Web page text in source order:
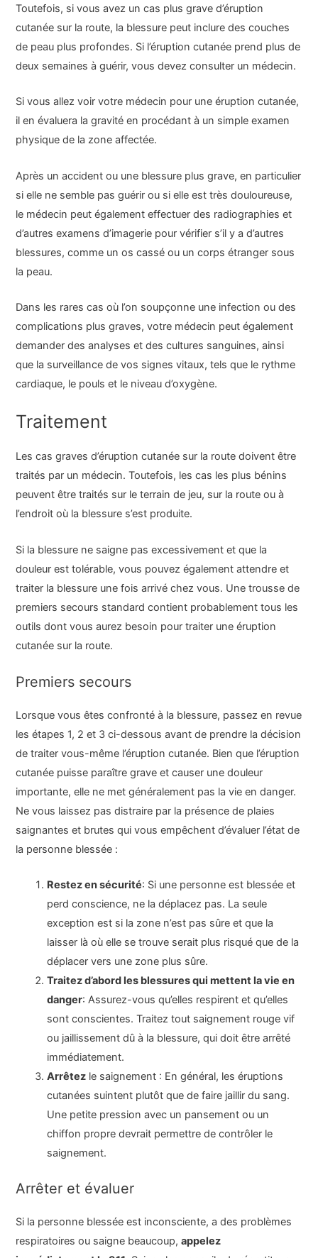
Toutefois, si vous avez un cas plus grave d’éruption
cutanée sur la route, la blessure peut inclure des couches
de peau plus profondes. Si l’éruption cutanée prend plus de
deux semaines à guérir, vous devez consulter un médecin.
Si vous allez voir votre médecin pour une éruption cutanée,
il en évaluera la gravité en procédant à un simple examen
physique de la zone affectée.
Après un accident ou une blessure plus grave, en particulier
si elle ne semble pas guérir ou si elle est très douloureuse,
le médecin peut également effectuer des radiographies et
d’autres examens d’imagerie pour vérifier s’il y a d’autres
blessures, comme un os cassé ou un corps étranger sous
la peau.
Dans les rares cas où l’on soupçonne une infection ou des
complications plus graves, votre médecin peut également
demander des analyses et des cultures sanguines, ainsi
que la surveillance de vos signes vitaux, tels que le rythme
cardiaque, le pouls et le niveau d’oxygène.
Traitement
Les cas graves d’éruption cutanée sur la route doivent être
traités par un médecin. Toutefois, les cas les plus bénins
peuvent être traités sur le terrain de jeu, sur la route ou à
l’endroit où la blessure s’est produite.
Si la blessure ne saigne pas excessivement et que la
douleur est tolérable, vous pouvez également attendre et
traiter la blessure une fois arrivé chez vous. Une trousse de
premiers secours standard contient probablement tous les
outils dont vous aurez besoin pour traiter une éruption
cutanée sur la route.
Premiers secours
Lorsque vous êtes confronté à la blessure, passez en revue
les étapes 1, 2 et 3 ci-dessous avant de prendre la décision
de traiter vous-même l’éruption cutanée. Bien que l’éruption
cutanée puisse paraître grave et causer une douleur
importante, elle ne met généralement pas la vie en danger.
Ne vous laissez pas distraire par la présence de plaies
saignantes et brutes qui vous empêchent d’évaluer l’état de
la personne blessée :
Restez en sécurité: Si une personne est blessée et
perd conscience, ne la déplacez pas. La seule
exception est si la zone n’est pas sûre et que la
laisser là où elle se trouve serait plus risqué que de la
déplacer vers une zone plus sûre.
Traitez d’abord les blessures qui mettent la vie en
danger: Assurez-vous qu’elles respirent et qu’elles
sont conscientes. Traitez tout saignement rouge vif
ou jaillissement dû à la blessure, qui doit être arrêté
immédiatement.
Arrêtez le saignement : En général, les éruptions
cutanées suintent plutôt que de faire jaillir du sang.
Une petite pression avec un pansement ou un
chiffon propre devrait permettre de contrôler le
saignement.
Arrêter et évaluer
Si la personne blessée est inconsciente, a des problèmes
respiratoires ou saigne beaucoup,appelez